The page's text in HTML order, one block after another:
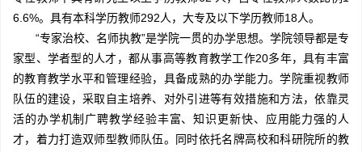
6.6%。具有本科学历教师292人，大专及以下学历教师18人。
“专家治校、名师执教”是学院一贯的办学思想。学院领导都是专
家型、学者型的人才，都从事高等教育教学工作20多年，具有丰富
的教育教学水平和管理经验，具备成熟的办学能力。学院重视教师
队伍的建设，采取自主培养、对外引进等有效措施和方法，依靠灵
活的办学机制广聘教学经验丰富、知识更新快、应用能力强的人
才，着力打造双师型教师队伍。同时依托名牌高校和科研院所的教